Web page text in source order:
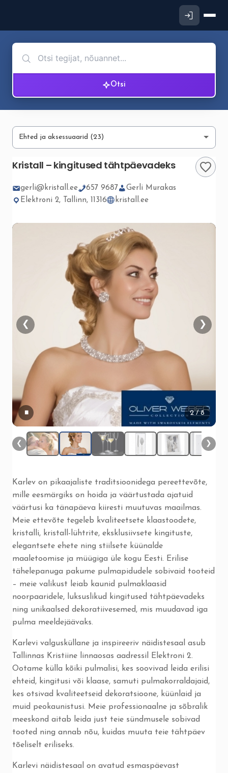
Otsi
Kristall – kingitused tähtpäevadeks
gerli@kristall.ee 657 9687
Gerli Murakas
Elektroni 2, Tallinn, 11316
kristall.ee
❮ ❯
2/ 8
▮▮
❮ ❯
Karlev on pikaajaliste traditsioonidega pereettevõte,
mille eesmärgiks on hoida ja väärtustada ajatuid
väärtusi ka tänapäeva kiiresti muutuvas maailmas.
Meie ettevõte tegeleb kvaliteetsete klaastoodete,
kristalli, kristall-lühtrite, eksklusiivsete kingituste,
elegantsete ehete ning stiilsete küünalde
maaletoomise ja müügiga üle kogu Eesti. Erilise
tähelepanuga pakume pulmapidudele sobivaid tooteid
– meie valikust leiab kaunid pulmaklaasid
noorpaaridele, luksuslikud kingitused tähtpäevadeks
ning unikaalsed dekoratiivesemed, mis muudavad iga
pulma meeldejäävaks.
Karlevi valgusküllane ja inspireeriv näidistesaal asub
Tallinnas Kristiine linnaosas aadressil Elektroni 2.
Ootame külla kõiki pulmalisi, kes soovivad leida erilisi
ehteid, kingitusi või klaase, samuti pulmakorraldajaid,
kes otsivad kvaliteetseid dekoratsioone, küünlaid ja
muid peokaunistusi. Meie professionaalne ja sõbralik
meeskond aitab leida just teie sündmusele sobivad
tooted ning annab nõu, kuidas muuta teie tähtpäev
tõeliselt eriliseks.
Karlevi näidistesaal on avatud esmaspäevast